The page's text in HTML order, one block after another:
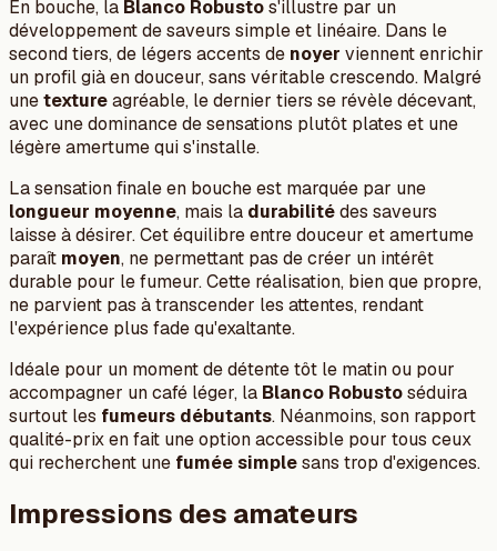
En bouche, la Blanco Robustos'illustre par un
développement de saveurs simple et linéaire. Dans le
second tiers, de légers accents de noyer viennent enrichir
un profil già en douceur, sans véritable crescendo. Malgré
unetextureagréable, le dernier tiers se révèle décevant,
avec une dominance de sensations plutôt plates et une
légère amertume qui s'installe.
La sensation finale en bouche est marquée par une
longueur moyenne, mais la durabilitédes saveurs
laisse à désirer. Cet équilibre entre douceur et amertume
paraît moyen, ne permettant pas de créer un intérêt
durable pour le fumeur. Cette réalisation, bien que propre,
ne parvient pas à transcender les attentes, rendant
l'expérience plus fade qu'exaltante.
Idéale pour un moment de détente tôt le matin ou pour
accompagner un café léger, la Blanco Robustoséduira
surtout les fumeurs débutants. Néanmoins, son rapport
qualité-prix en fait une option accessible pour tous ceux
qui recherchent une fumée simplesans trop d'exigences.
Impressions des amateurs